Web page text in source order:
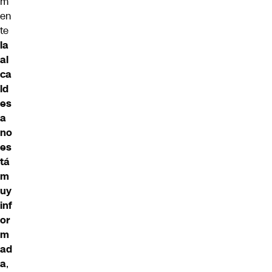
en
te
la
al
ca
ld
es
a
no
es
tá
m
uy
inf
or
m
ad
a,